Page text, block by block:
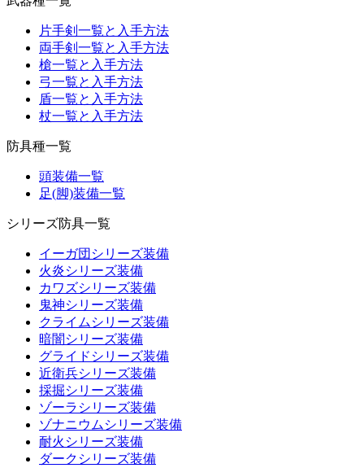
片手剣一覧と入手方法
両手剣一覧と入手方法
槍一覧と入手方法
弓一覧と入手方法
盾一覧と入手方法
杖一覧と入手方法
防具種一覧
頭装備一覧
足(脚)装備一覧
シリーズ防具一覧
イーガ団シリーズ装備
火炎シリーズ装備
カワズシリーズ装備
鬼神シリーズ装備
クライムシリーズ装備
暗闇シリーズ装備
グライドシリーズ装備
近衛兵シリーズ装備
採掘シリーズ装備
ゾーラシリーズ装備
ゾナニウムシリーズ装備
耐火シリーズ装備
ダークシリーズ装備